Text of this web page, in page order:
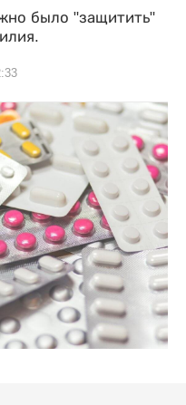
было "защитить"